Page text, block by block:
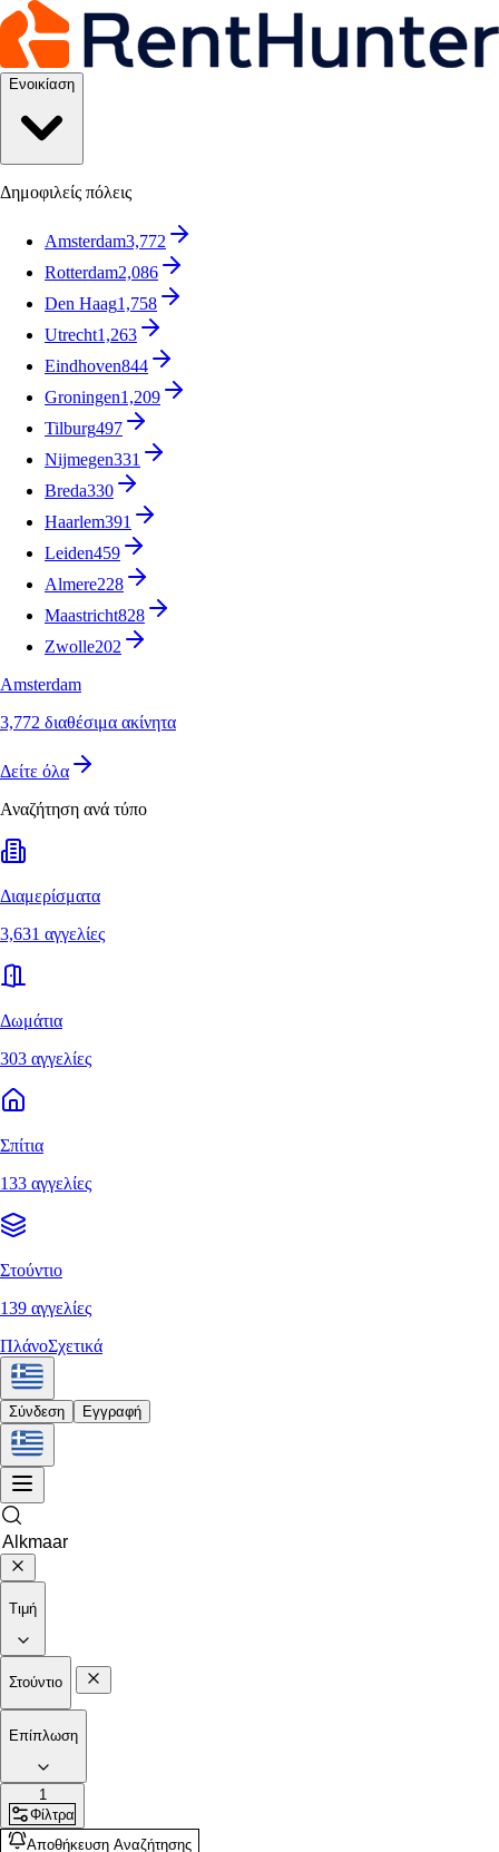
Ενοικίαση
Δημοφιλείς πόλεις
Amsterdam3,772
Rotterdam2,086
Den Haag1,758
Utrecht1,263
Eindhoven844
Groningen1,209
Tilburg497
Nijmegen331
Breda330
Haarlem391
Leiden459
Almere228
Maastricht828
Zwolle202
Amsterdam
3,772 διαθέσιμα ακίνητα
Δείτε όλα
Αναζήτηση ανά τύπο
Διαμερίσματα
3,631 αγγελίες
Δωμάτια
303 αγγελίες
Σπίτια
133 αγγελίες
Στούντιο
139 αγγελίες
ΠλάνοΣχετικά
Σύνδεση Εγγραφή
Τιμή
Στούντιο
Επίπλωση
1
Φίλτρα
Αποθήκευση Αναζήτησης